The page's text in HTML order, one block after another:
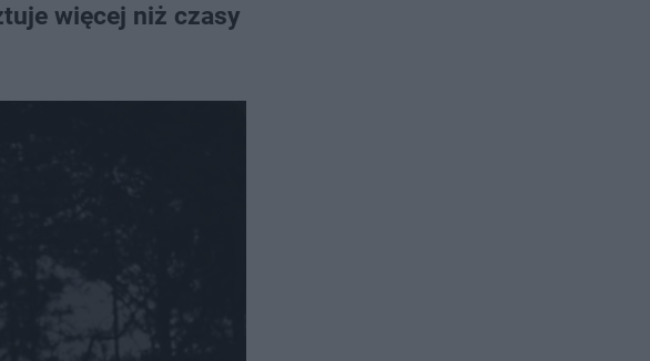
więcej niż czasy